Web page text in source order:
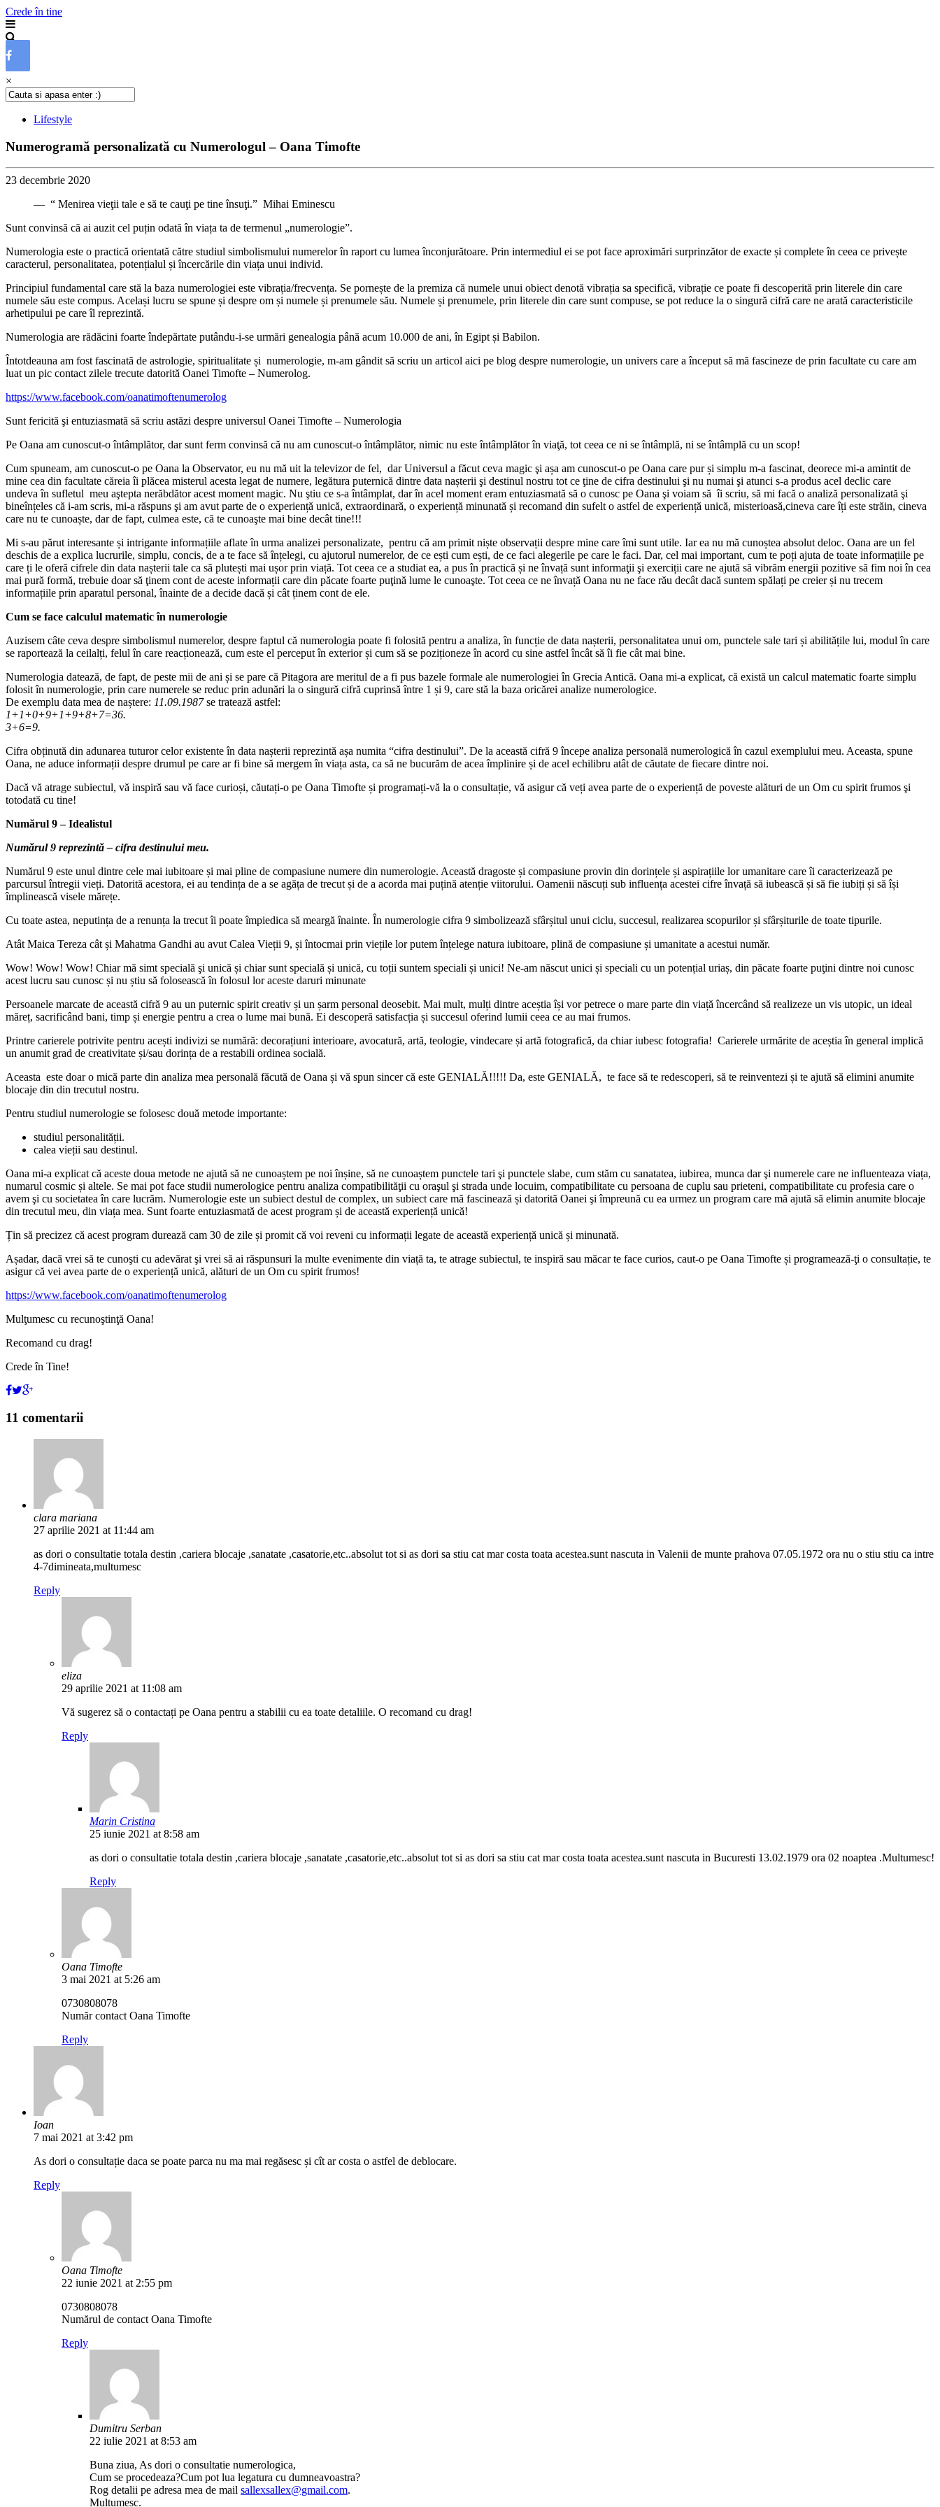
Crede în tine
×
Lifestyle
Numerogramă personalizată cu Numerologul – Oana Timofte
23 decembrie 2020
— “ Menirea vieţii tale e să te cauţi pe tine însuţi.” Mihai Eminescu
Sunt convinsă că ai auzit cel puțin odată în viața ta de termenul „numerologie”.
Numerologia este o practică orientată către studiul simbolismului numerelor în raport cu lumea înconjurătoare. Prin intermediul ei se pot face aproximări surprinzător de exacte și complete în ceea ce privește
caracterul, personalitatea, potențialul și încercările din viața unui individ.
Principiul fundamental care stă la baza numerologiei este vibrația/frecvența. Se pornește de la premiza că numele unui obiect denotă vibrația sa specifică, vibrație ce poate fi descoperită prin literele din care
numele său este compus. Același lucru se spune și despre om și numele și prenumele său. Numele și prenumele, prin literele din care sunt compuse, se pot reduce la o singură cifră care ne arată caracteristicile
arhetipului pe care îl reprezintă.
Numerologia are rădăcini foarte îndepărtate putându-i-se urmări genealogia până acum 10.000 de ani, în Egipt și Babilon.
Întotdeauna am fost fascinată de astrologie, spiritualitate și numerologie, m-am gândit să scriu un articol aici pe blog despre numerologie, un univers care a început să mă fascineze de prin facultate cu care am
luat un pic contact zilele trecute datorită Oanei Timofte – Numerolog.
https://www.facebook.com/oanatimoftenumerolog
Sunt fericită şi entuziasmată să scriu astăzi despre universul Oanei Timofte – Numerologia
Pe Oana am cunoscut-o întâmplător, dar sunt ferm convinsă că nu am cunoscut-o întâmplător, nimic nu este întâmplător în viaţă, tot ceea ce ni se întâmplă, ni se întâmplă cu un scop!
Cum spuneam, am cunoscut-o pe Oana la Observator, eu nu mă uit la televizor de fel, dar Universul a făcut ceva magic şi așa am cunoscut-o pe Oana care pur și simplu m-a fascinat, deorece mi-a amintit de
mine cea din facultate căreia îi plăcea misterul acesta legat de numere, legătura puternică dintre data nașterii şi destinul nostru tot ce ţine de cifra destinului şi nu numai şi atunci s-a produs acel declic care
undeva în sufletul meu aştepta nerăbdător acest moment magic. Nu ştiu ce s-a întâmplat, dar în acel moment eram entuziasmată să o cunosc pe Oana şi voiam să îi scriu, să mi facă o analiză personalizată şi
bineînțeles că i-am scris, mi-a răspuns şi am avut parte de o experiență unică, extraordinară, o experiență minunată și recomand din sufelt o astfel de experiență unică, misterioasă,cineva care îți este străin, cineva
care nu te cunoaște, dar de fapt, culmea este, că te cunoaşte mai bine decât tine!!!
Mi s-au părut interesante și intrigante informațiile aflate în urma analizei personalizate, pentru că am primit niște observații despre mine care îmi sunt utile. Iar ea nu mă cunoștea absolut deloc. Oana are un fel
deschis de a explica lucrurile, simplu, concis, de a te face să înțelegi, cu ajutorul numerelor, de ce ești cum ești, de ce faci alegerile pe care le faci. Dar, cel mai important, cum te poți ajuta de toate informațiile pe
care ți le oferă cifrele din data nașterii tale ca să plutești mai ușor prin viață. Tot ceea ce a studiat ea, a pus în practică și ne învață sunt informaţii şi exerciții care ne ajută să vibrăm energii pozitive să fim noi în cea
mai pură formă, trebuie doar să ţinem cont de aceste informații care din păcate foarte puţină lume le cunoaşte. Tot ceea ce ne învață Oana nu ne face rău decât dacă suntem spălați pe creier și nu trecem
informațiile prin aparatul personal, înainte de a decide dacă și cât ținem cont de ele.
Cum se face calculul matematic în numerologie
Auzisem câte ceva despre simbolismul numerelor, despre faptul că numerologia poate fi folosită pentru a analiza, în funcție de data nașterii, personalitatea unui om, punctele sale tari și abilitățile lui, modul în care
se raportează la ceilalți, felul în care reacționează, cum este el perceput în exterior și cum să se poziționeze în acord cu sine astfel încât să îi fie cât mai bine.
Numerologia datează, de fapt, de peste mii de ani și se pare că Pitagora are meritul de a fi pus bazele formale ale numerologiei în Grecia Antică. Oana mi-a explicat, că există un calcul matematic foarte simplu
folosit în numerologie, prin care numerele se reduc prin adunări la o singură cifră cuprinsă între 1 și 9, care stă la baza oricărei analize numerologice.
De exemplu data mea de naștere: 11.09.1987se tratează astfel:
1+1+0+9+1+9+8+7=36.
3+6=9.
Cifra obținută din adunarea tuturor celor existente în data nașterii reprezintă așa numita “cifra destinului”. De la această cifră 9 începe analiza personală numerologică în cazul exemplului meu. Aceasta, spune
Oana, ne aduce informații despre drumul pe care ar fi bine să mergem în viața asta, ca să ne bucurăm de acea împlinire și de acel echilibru atât de căutate de fiecare dintre noi.
Dacă vă atrage subiectul, vă inspiră sau vă face curioși, căutați-o pe Oana Timofte și programați-vă la o consultație, vă asigur că veți avea parte de o experiență de poveste alături de un Om cu spirit frumos şi
totodată cu tine!
Numărul 9 – Idealistul
Numărul 9 reprezintă – cifra destinului meu.
Numărul 9 este unul dintre cele mai iubitoare și mai pline de compasiune numere din numerologie. Această dragoste și compasiune provin din dorințele și aspirațiile lor umanitare care îi caracterizează pe
parcursul întregii vieți. Datorită acestora, ei au tendința de a se agăța de trecut și de a acorda mai puțină atenție viitorului. Oamenii născuți sub influența acestei cifre învață să iubească și să fie iubiți și să își
împlinească visele mărețe.
Cu toate astea, neputința de a renunța la trecut îi poate împiedica să meargă înainte. În numerologie cifra 9 simbolizează sfârșitul unui ciclu, succesul, realizarea scopurilor și sfârșiturile de toate tipurile.
Atât Maica Tereza cât și Mahatma Gandhi au avut Calea Vieții 9, și întocmai prin viețile lor putem înțelege natura iubitoare, plină de compasiune și umanitate a acestui număr.
Wow! Wow! Wow! Chiar mă simt specială şi unică și chiar sunt specială și unică, cu toții suntem speciali și unici! Ne-am născut unici și speciali cu un potențial uriaș, din păcate foarte puţini dintre noi cunosc
acest lucru sau cunosc și nu știu să folosească în folosul lor aceste daruri minunate
Persoanele marcate de această cifră 9 au un puternic spirit creativ și un șarm personal deosebit. Mai mult, mulți dintre aceștia își vor petrece o mare parte din viață încercând să realizeze un vis utopic, un ideal
măreț, sacrificând bani, timp și energie pentru a crea o lume mai bună. Ei descoperă satisfacția și succesul oferind lumii ceea ce au mai frumos.
Printre carierele potrivite pentru acești indivizi se numără: decorațiuni interioare, avocatură, artă, teologie, vindecare și artă fotografică, da chiar iubesc fotografia! Carierele urmărite de aceștia în general implică
un anumit grad de creativitate și/sau dorința de a restabili ordinea socială.
Aceasta este doar o mică parte din analiza mea personală făcută de Oana și vă spun sincer că este GENIALĂ!!!!! Da, este GENIALĂ, te face să te redescoperi, să te reinventezi și te ajută să elimini anumite
blocaje din din trecutul nostru.
Pentru studiul numerologie se folosesc două metode importante:
studiul personalității.
calea vieții sau destinul.
Oana mi-a explicat că aceste doua metode ne ajută să ne cunoaștem pe noi înșine, să ne cunoaștem punctele tari şi punctele slabe, cum stăm cu sanatatea, iubirea, munca dar şi numerele care ne influenteaza viața,
numarul cosmic și altele. Se mai pot face studii numerologice pentru analiza compatibilităţii cu oraşul şi strada unde locuim, compatibilitate cu persoana de cuplu sau prieteni, compatibilitate cu profesia care o
avem şi cu societatea în care lucrăm. Numerologie este un subiect destul de complex, un subiect care mă fascinează și datorită Oanei şi împreună cu ea urmez un program care mă ajută să elimin anumite blocaje
din trecutul meu, din viața mea. Sunt foarte entuziasmată de acest program și de această experiență unică!
Țin să precizez că acest program durează cam 30 de zile și promit că voi reveni cu informații legate de această experiență unică și minunată.
Așadar, dacă vrei să te cunoşti cu adevărat şi vrei să ai răspunsuri la multe evenimente din viață ta, te atrage subiectul, te inspiră sau măcar te face curios, caut-o pe Oana Timofte și programează-ţi o consultație, te
asigur că vei avea parte de o experiență unică, alături de un Om cu spirit frumos!
https://www.facebook.com/oanatimoftenumerolog
Mulţumesc cu recunoştinţă Oana!
Recomand cu drag!
Crede în Tine!
11 comentarii
clara mariana
27 aprilie 2021 at 11:44 am
as dori o consultatie totala destin ,cariera blocaje ,sanatate ,casatorie,etc..absolut tot si as dori sa stiu cat mar costa toata acestea.sunt nascuta in Valenii de munte prahova 07.05.1972 ora nu o stiu stiu ca intre
4-7dimineata,multumesc
Reply
eliza
29 aprilie 2021 at 11:08 am
Vă sugerez să o contactați pe Oana pentru a stabilii cu ea toate detaliile. O recomand cu drag!
Reply
Marin Cristina
25 iunie 2021 at 8:58 am
as dori o consultatie totala destin ,cariera blocaje ,sanatate ,casatorie,etc..absolut tot si as dori sa stiu cat mar costa toata acestea.sunt nascuta in Bucuresti 13.02.1979 ora 02 noaptea .Multumesc!
Reply
Oana Timofte
3 mai 2021 at 5:26 am
0730808078
Număr contact Oana Timofte
Reply
Ioan
7 mai 2021 at 3:42 pm
As dori o consultație daca se poate parca nu ma mai regăsesc și cît ar costa o astfel de deblocare.
Reply
Oana Timofte
22 iunie 2021 at 2:55 pm
0730808078
Numărul de contact Oana Timofte
Reply
Dumitru Serban
22 iulie 2021 at 8:53 am
Buna ziua, As dori o consultatie numerologica,
Cum se procedeaza?Cum pot lua legatura cu dumneavoastra?
Rog detalii pe adresa mea de mail sallexsallex@gmail.com.
Multumesc.